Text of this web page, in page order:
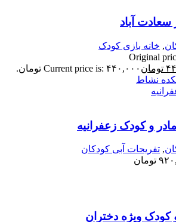
آباد
,خانه بازی کودک
Original
تومانCurrent price is: ۴۴۰,۰۰۰ تومان.
و کودک زعفرانیه
,تفریحات آبی کودکان
تومان
ویژه دختران